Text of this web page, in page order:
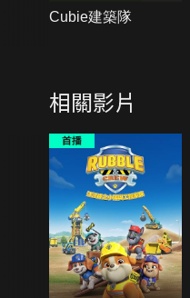
Cubie建築隊
相關影片